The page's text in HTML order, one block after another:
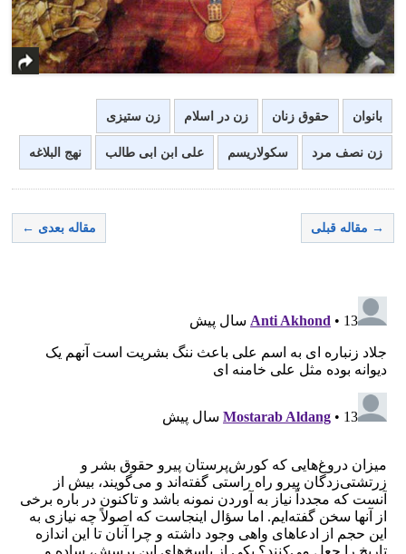
بانوان حقوق زنان زن در اسلام زن ستیزی
زن نصف مرد سکولاریسم علی ابن ابی طالب نهج البلاغه
→ مقاله قبلی مقاله بعدی ←